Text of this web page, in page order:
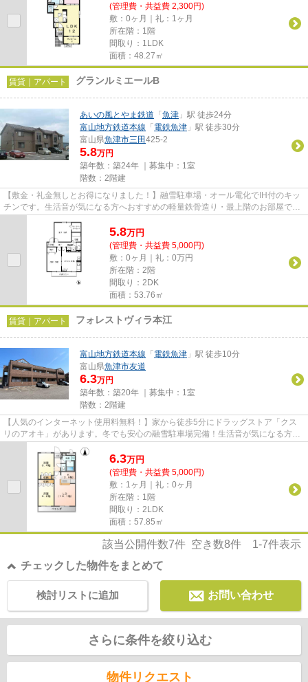
(管理費・共益費 2,300円)
敷：0ヶ月｜礼：1ヶ月
所在階：1階
間取り：1LDK
面積：48.27㎡
賃貸｜アパート グランルミエールB
あいの風とやま鉄道 「 魚津 」駅 徒歩24分
富山地方鉄道本線 「 電鉄魚津 」駅 徒歩30分
富山県魚津市三田425-2
5.8万円
築年数：築24年 ｜募集中： 1室
階数：2階建
【敷金・礼金無しとお得になりました！】融雪駐車場・オール電化でIH付のキッ
チンです。生活音が気になる方へおすすめの軽量鉄骨造り・最上階のお部屋で
5.8万円
(管理費・共益費 5,000円)
敷：0ヶ月｜礼：0万円
所在階：2階
間取り：2DK
面積：53.76㎡
賃貸｜アパート フォレストヴィラ本江
富山地方鉄道本線 「 電鉄魚津 」駅 徒歩10分
富山県魚津市友道
6.3万円
築年数：築20年 ｜募集中： 1室
階数：2階建
【人気のインターネット使用料無料！】家から徒歩5分にドラッグストア「クス
リのアオキ」があります。冬でも安心の融雪駐車場完備！生活音が気になる方へ
おすすめの鉄骨造りです♪
6.3万円
(管理費・共益費 5,000円)
敷：1ヶ月｜礼：0ヶ月
所在階：1階
間取り：2LDK
面積：57.85㎡
該当公開件数7件 空き数8件 1-7件表示
チェックした物件をまとめて
お問い合わせ
検討リストに追加
さらに条件を絞り込む
物件リクエスト